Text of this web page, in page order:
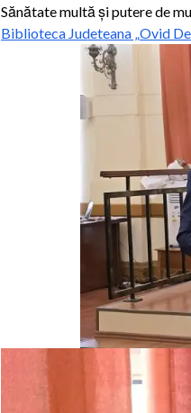
Sănătate multă și putere de
Biblioteca Judeteana „Ovid